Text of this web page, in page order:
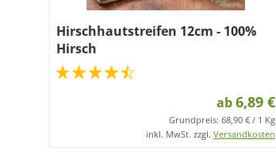
Hirschhautstreifen 12cm - 100%
Hirsch
ab6,89 €
Grundpreis: 68,90 € / 1 Kg
inkl. MwSt. zzgl. Versandkosten